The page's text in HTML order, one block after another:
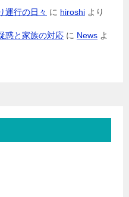
運行の日々 に hiroshi より
惑と家族の対応 に News よ